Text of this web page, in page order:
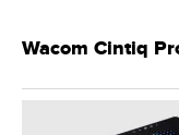
Wacom Cintiq